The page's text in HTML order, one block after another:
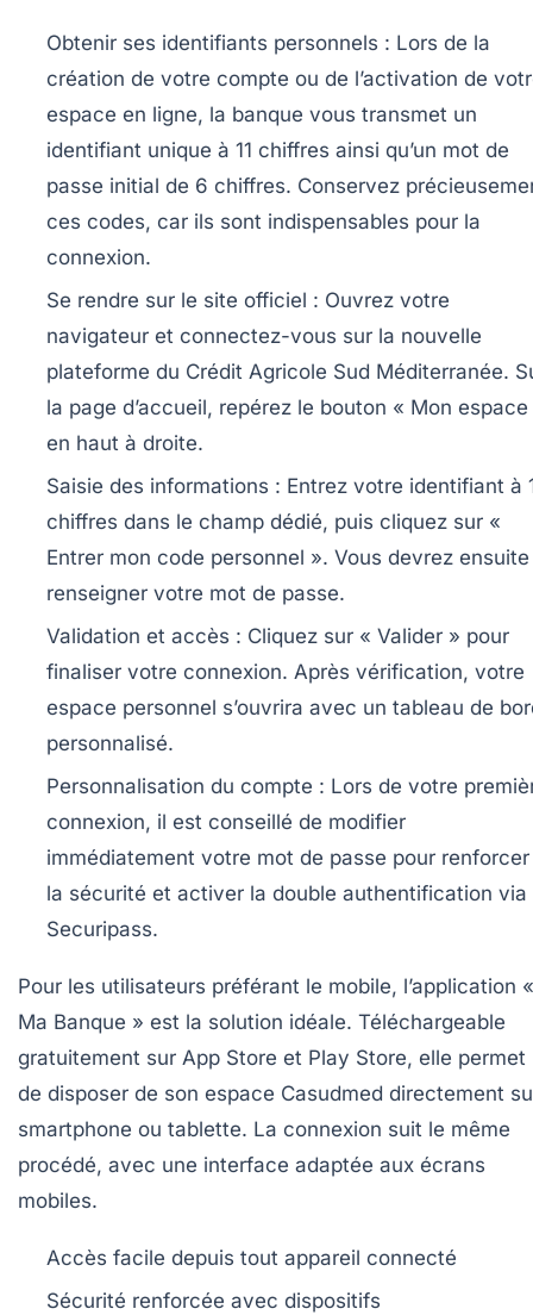
Obtenir ses identifiants personnels : Lors de la
création de votre compte ou de l’activation de
espace en ligne, la banque vous transmet un
identifiant unique à 11 chiffres ainsi qu’un mot de
passe initial de 6 chiffres. Conservez
ces codes, car ils sont indispensables pour la
connexion.
Se rendre sur le site officiel : Ouvrez votre
navigateur et connectez-vous sur la nouvelle
plateforme du Crédit Agricole Sud Méditerranée.
la page d’accueil, repérez le bouton « Mon espace
en haut à droite.
Saisie des informations : Entrez votre identifiant à
chiffres dans le champ dédié, puis cliquez sur «
Entrer mon code personnel ». Vous devrez ensuite
renseigner votre mot de passe.
Validation et accès : Cliquez sur « Valider » pour
finaliser votre connexion. Après vérification, votre
espace personnel s’ouvrira avec un tableau de
personnalisé.
Personnalisation du compte : Lors de votre
connexion, il est conseillé de modifier
immédiatement votre mot de passe pour renforcer
la sécurité et activer la double authentification via
Securipass.
Pour les utilisateurs préférant le mobile, l’application «
Ma Banque » est la solution idéale. Téléchargeable
gratuitement sur App Store et Play Store, elle permet
de disposer de son espace Casudmed directement
smartphone ou tablette. La connexion suit le même
procédé, avec une interface adaptée aux écrans
mobiles.
Accès facile depuis tout appareil connecté
Sécurité renforcée avec dispositifs